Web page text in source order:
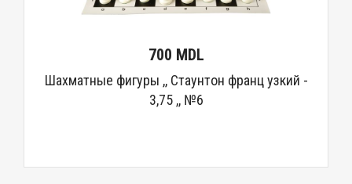
700 MDL
Шахматные фигуры ,, Стаунтон франц узкий -
3,75 ,, №6